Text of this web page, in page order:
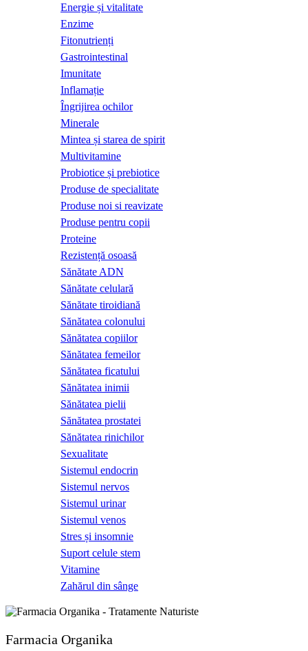
Energie și vitalitate
Enzime
Fitonutrienți
Gastrointestinal
Imunitate
Inflamație
Îngrijirea ochilor
Minerale
Mintea și starea de spirit
Multivitamine
Probiotice și prebiotice
Produse de specialitate
Produse noi si reavizate
Produse pentru copii
Proteine
Rezistență osoasă
Sănătate ADN
Sănătate celulară
Sănătate tiroidiană
Sănătatea colonului
Sănătatea copiilor
Sănătatea femeilor
Sănătatea ficatului
Sănătatea inimii
Sănătatea pielii
Sănătatea prostatei
Sănătatea rinichilor
Sexualitate
Sistemul endocrin
Sistemul nervos
Sistemul urinar
Sistemul venos
Stres și insomnie
Suport celule stem
Vitamine
Zahărul din sânge
Farmacia Organika